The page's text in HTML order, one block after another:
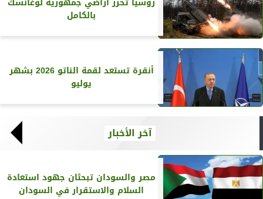
بالكامل
أنقرة تستعد لقمة الناتو 2026 بشهر
يوليو
آخر الأخبار
مصر والسودان تبحثان جهود استعادة
السلام والاستقرار في السودان